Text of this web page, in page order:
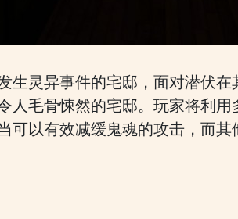
生灵异事件的宅邸，面对潜伏
人毛骨悚然的宅邸。玩家将利
可以有效减缓鬼魂的攻击，而